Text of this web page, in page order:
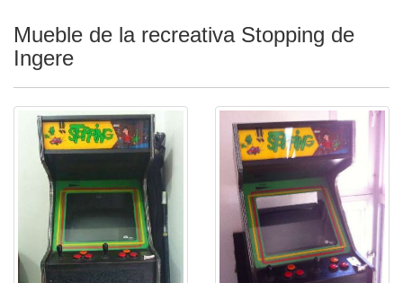
Mueble de la recreativa Stopping de
Ingere